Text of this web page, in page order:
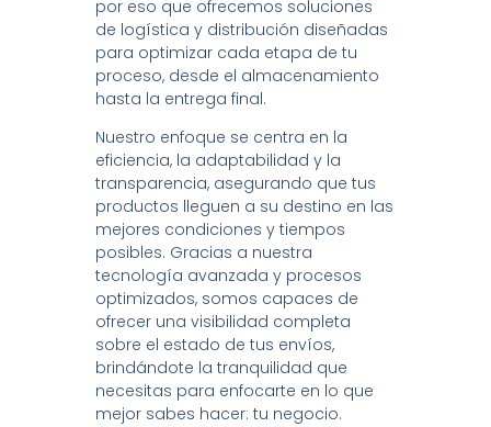
por eso que ofrecemos soluciones
de logística y distribución diseñadas
para optimizar cada etapa de tu
proceso, desde el almacenamiento
hasta la entrega final.
Nuestro enfoque se centra en la
eficiencia, la adaptabilidad y la
transparencia, asegurando que tus
productos lleguen a su destino en las
mejores condiciones y tiempos
posibles. Gracias a nuestra
tecnología avanzada y procesos
optimizados, somos capaces de
ofrecer una visibilidad completa
sobre el estado de tus envíos,
brindándote la tranquilidad que
necesitas para enfocarte en lo que
mejor sabes hacer: tu negocio.